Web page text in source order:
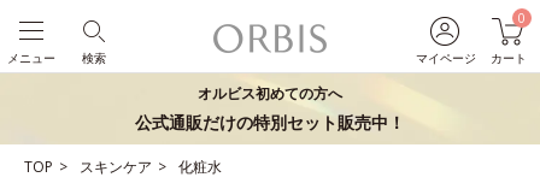
マイページ
0
カート
検索
メニュー
オルビス初めての方へ
公式通販だけの特別セット販売中！
TOP スキンケア 化粧水